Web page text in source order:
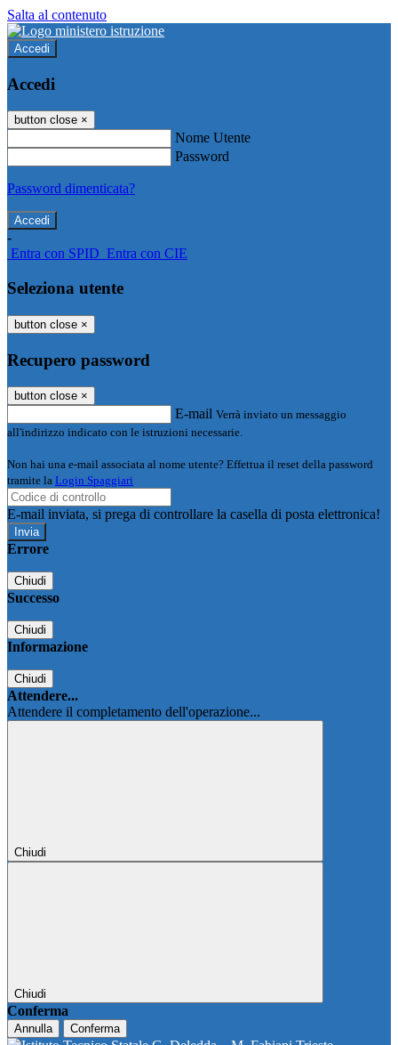
Salta al contenuto
Accedi
Accedi
button close ×
Nome Utente
Password
Password dimenticata?
-
Entra con SPID Entra con CIE
Seleziona utente
button close ×
Recupero password
button close ×
E-mail Verrà inviato un messaggio
all'indirizzo indicato con le istruzioni necessarie.
Non hai una e-mail associata al nome utente? Effettua il reset della password
tramite la Login Spaggiari
E-mail inviata, si prega di controllare la casella di posta elettronica!
Errore
Chiudi
Successo
Chiudi
Informazione
Chiudi
Attendere...
Attendere il completamento dell'operazione...
Chiudi
Chiudi
Conferma
Annulla Conferma